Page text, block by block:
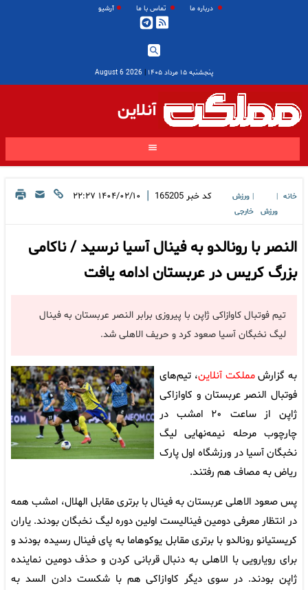
درباره ما تماس با ما آرشیو
پنجشنبه ۱۵ مرداد ۱۴۰۵ |
2026 August 6
آنلاین
خانه
ورزش
ورزش
خارجی
کد خبر 165205
| ۱۴۰۴/۰۲/۱۰ ۲۲:۲۷
النصر با رونالدو به فینال آسیا نرسید / ناکامی
بزرگ کریس در عربستان ادامه یافت
تیم فوتبال کاوازاکی ژاپن با پیروزی برابر النصر عربستان به فینال
لیگ نخبگان آسیا صعود کرد و حریف الاهلی شد.
به گزارشمملکت آنلاین، تیم‌های
فوتبال النصر عربستان و کاوازاکی
ژاپن از ساعت ۲۰ امشب در
چارچوب مرحله نیمه‌نهایی لیگ
نخبگان آسیا در ورزشگاه اول پارک
ریاض به مصاف هم رفتند.
پس صعود الاهلی عربستان به فینال با برتری مقابل الهلال، امشب همه
در انتظار معرفی دومین فینالیست اولین دوره لیگ نخبگان بودند. یاران
کریستیانو رونالدو با برتری مقابل یوکوهاما به پای فینال رسیده بودند و
برای رویارویی با الاهلی به دنبال قربانی کردن و حذف دومین نماینده
ژاپن بودند. در سوی دیگر کاوازاکی هم با شکست دادن السد به